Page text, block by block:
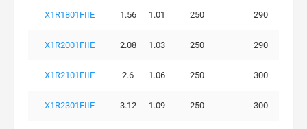
X1R1801FIIE 1.56 1.01 250 290
X1R2001FIIE 2.08 1.03 250 290
X1R2101FIIE 2.6 1.06 250 300
X1R2301FIIE 3.12 1.09 250 300